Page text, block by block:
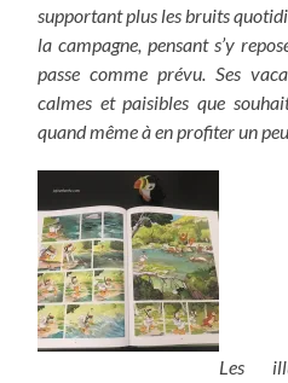
supportant plus les bruits
la campagne, pensant s’y
passe comme prévu. Ses
calmes et paisibles que
quand même à en profiter un
Les